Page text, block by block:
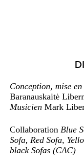
Conception, mise
Baranauskaitė
Musicien Mark
Collaboration Blue
Sofa, Red Sofa,
black Sofas (CAC)